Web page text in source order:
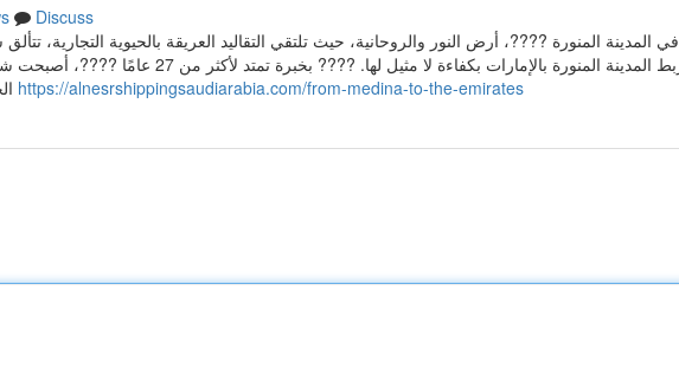
Discuss
في المدينة المنورة ????، أرض النور والروحانية، حيث تلتقي التقاليد العريقة بالحيوية
يربط المدينة المنورة بالإمارات بكفاءة لا
https://alnesrshippingsaudiarabia.com/from-medina-to-the-emirates